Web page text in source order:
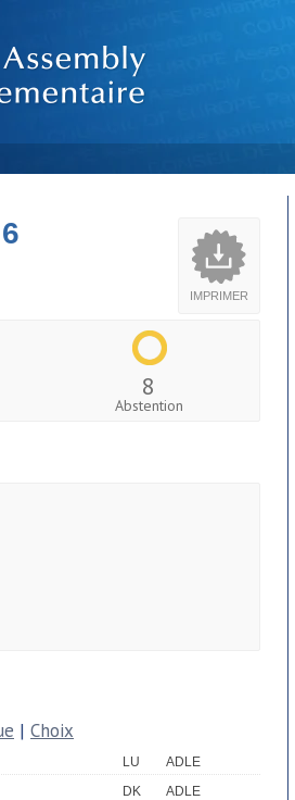
IMPRIMER
8
Abstention
| Choix
LU
ADLE
DK
ADLE